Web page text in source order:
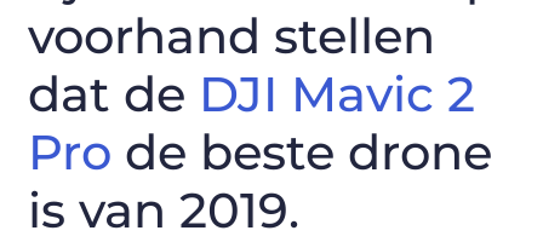
voorhand stellen
dat de DJI Mavic 2
Pro de beste drone
is van 2019.